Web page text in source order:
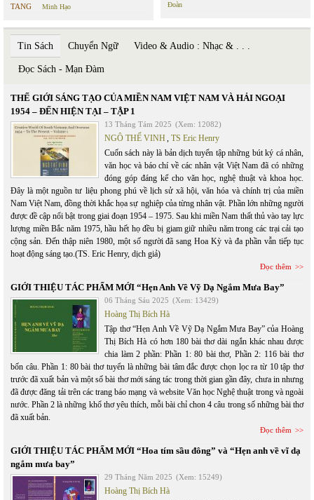
TANG
Minh Hạo
Đoàn
Tin Sách Chuyển Ngữ Video & Audio : Nhạc & . . .
Đọc Sách - Mạn Đàm
THẾ GIỚI SÁNG TẠO CỦA MIỀN NAM VIỆT NAM VÀ HẢI NGOẠI
1954 – ĐẾN HIỆN TẠI – TẬP 1
13 Tháng Tám 2025 (Xem: 12082)
NGÔ THẾ VINH, TS Eric Henry
Cuốn sách này là bản dịch tuyển tập những bút ký cá nhân,
văn học và báo chí về các nhân vật Việt Nam đã có những
đóng góp đáng kể cho văn học, nghệ thuật và khoa học.
Đây là một nguồn tư liệu phong phú về lịch sử xã hội, văn hóa và chính trị của miền
Nam Việt Nam, đồng thời khắc họa sự nghiệp của từng nhân vật. Phần lớn những người
được đề cập nổi bật trong giai đoạn 1954 – 1975. Sau khi miền Nam thất thủ vào tay lực
lượng miền Bắc năm 1975, hầu hết họ đều bị giam giữ nhiều năm trong các trại cải tạo
cộng sản. Đến thập niên 1980, một số người đã sang Hoa Kỳ và đa phần vẫn tiếp tục
hoạt động sáng tạo.(TS. Eric Henry, dịch giả)
Đọc thêm
GIỚI THIỆU TÁC PHẨM MỚI “Hẹn Anh Về Vỹ Dạ Ngắm Mưa Bay”
06 Tháng Sáu 2025 (Xem: 13429)
Hoàng Thị Bích Hà
Tập thơ “Hẹn Anh Về Vỹ Dạ Ngắm Mưa Bay” của Hoàng
Thị Bích Hà có hơn 180 bài thơ dài ngắn khác nhau được
chia làm 2 phần: Phần 1: 80 bài thơ, Phần 2: 116 bài thơ
bốn câu. Phần 1: 80 bài thơ tuyển là những bài tâm đắc được chọn lọc ra từ 10 tập thơ
trước đã xuất bản và một số bài thơ mới sáng tác trong thời gian gần đây, chưa in nhưng
đã được đăng tải trên các trang báo mạng và website Văn học Nghệ thuật trong và ngoài
nước. Phần 2 là những khổ thơ yêu thích, mỗi bài chỉ chon 4 câu trong số những bài thơ
đã xuất bản.
Đọc thêm
GIỚI THIỆU TÁC PHẨM MỚI “Hoa tím sầu đông” và “Hẹn anh về vĩ dạ
ngắm mưa bay”
29 Tháng Năm 2025 (Xem: 15249)
Hoàng Thị Bích Hà